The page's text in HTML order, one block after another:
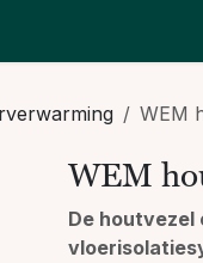
WEM
WEM
De houtvezel